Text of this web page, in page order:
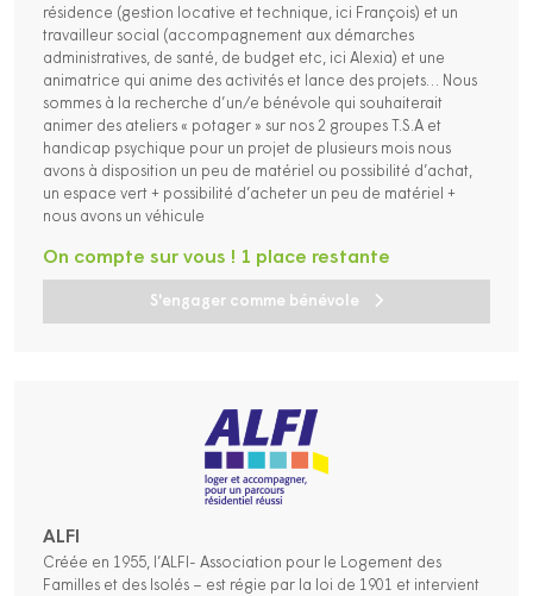
résidence (gestion locative et technique, ici François) et un
travailleur social (accompagnement aux démarches
administratives, de santé, de budget etc, ici Alexia) et une
animatrice qui anime des activités et lance des projets… Nous
sommes à la recherche d’un/e bénévole qui souhaiterait
animer des ateliers « potager » sur nos 2 groupes T.S.A et
handicap psychique pour un projet de plusieurs mois nous
avons à disposition un peu de matériel ou possibilité d’achat,
un espace vert + possibilité d’acheter un peu de matériel +
nous avons un véhicule
S'engager comme bénévole
On compte sur vous ! 1 place restante
ALFI
Créée en 1955, l’ALFI- Association pour le Logement des
Familles et des Isolés – est régie par la loi de 1901 et intervient